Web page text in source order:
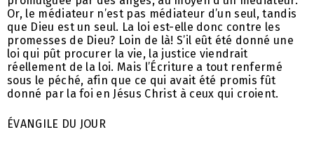
Or, le médiateur n’est pas médiateur d’un seul, tandis
que Dieu est un seul. La loi est-elle donc contre les
promesses de Dieu? Loin de là! S’il eût été donné une
loi qui pût procurer la vie, la justice viendrait
réellement de la loi. Mais l’Écriture a tout renfermé
sous le péché, afin que ce qui avait été promis fût
donné par la foi en Jésus Christ à ceux qui croient.
ÉVANGILE DU JOUR